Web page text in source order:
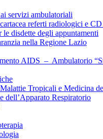
servizi ambulatoriali
referti radiologici e
disdette degli appuntamenti
nella Regione Lazio
AIDS – Ambulatorio
Tropicali e Medicina
dell’Apparato Respiratorio